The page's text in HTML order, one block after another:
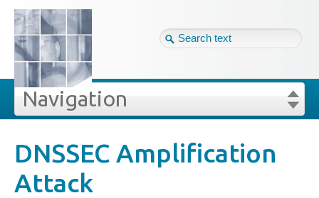
Tag cloud
Site map
Login
Forgot your password?
Navigation
Projekte
Veröffentlichungen
» Blog DNSSEC Amplification Attack
DNSSEC Amplification
Attack